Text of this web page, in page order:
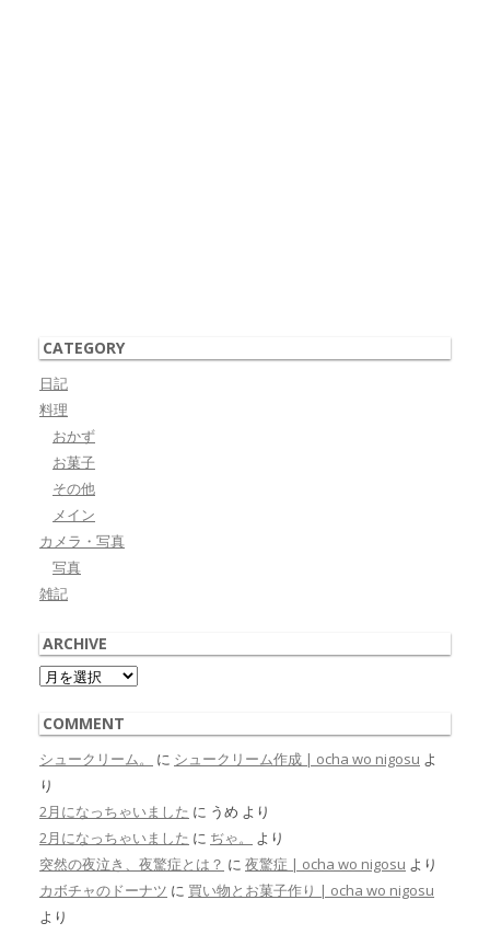
CATEGORY
日記
料理
おかず
お菓子
その他
メイン
カメラ・写真
写真
雑記
ARCHIVE
Archive
COMMENT
シュークリーム。 に シュークリーム作成 | ocha wo nigosu よ
り
2月になっちゃいました に うめ より
2月になっちゃいました に ぢゃ。
より
突然の夜泣き、夜驚症とは？ に 夜驚症 | ocha wo nigosu より
カボチャのドーナツ に 買い物とお菓子作り | ocha wo nigosu
より